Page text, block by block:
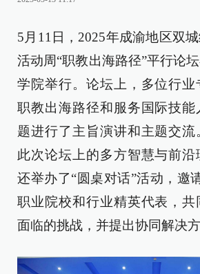
5月11日，2025年成渝地区双
活动周“职教出海路径”平行论
学院举行。论坛上，多位行
职教出海路径和服务国际技
题进行了主旨演讲和主题交
此次论坛上的多方智慧与前
还举办了“圆桌对话”活动，邀
职业院校和行业精英代表，
面临的挑战，并提出协同解决方